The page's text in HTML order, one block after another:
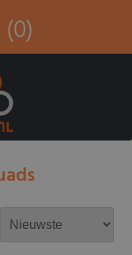
(0)